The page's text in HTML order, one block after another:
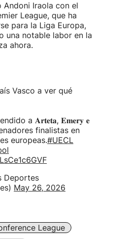
Iraola con el
League, que ha
para la Liga Europa,
una notable labor en la
ahora.
Vasco a ver qué
a 𝐀𝐫𝐭𝐞𝐭𝐚, 𝐄𝐦𝐞𝐫𝐲 𝐞
finalistas en
europeas.#UECL
Deportes
May 26, 2026
League